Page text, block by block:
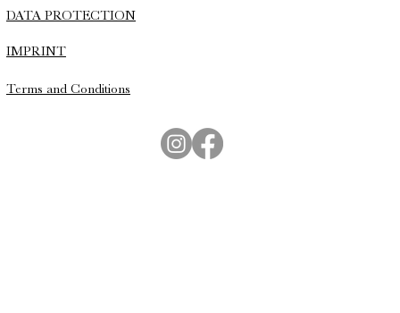
DATA PROTECTION
IMPRINT
Terms and Conditions